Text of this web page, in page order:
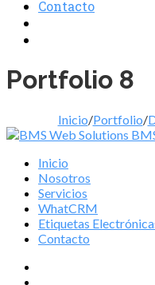
Contacto
Portfolio 8
Inicio/Portfolio/
Inicio
Nosotros
Servicios
WhatCRM
Etiquetas
Contacto